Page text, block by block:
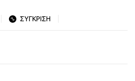
ΣΥΓΚΡΙΣΗ